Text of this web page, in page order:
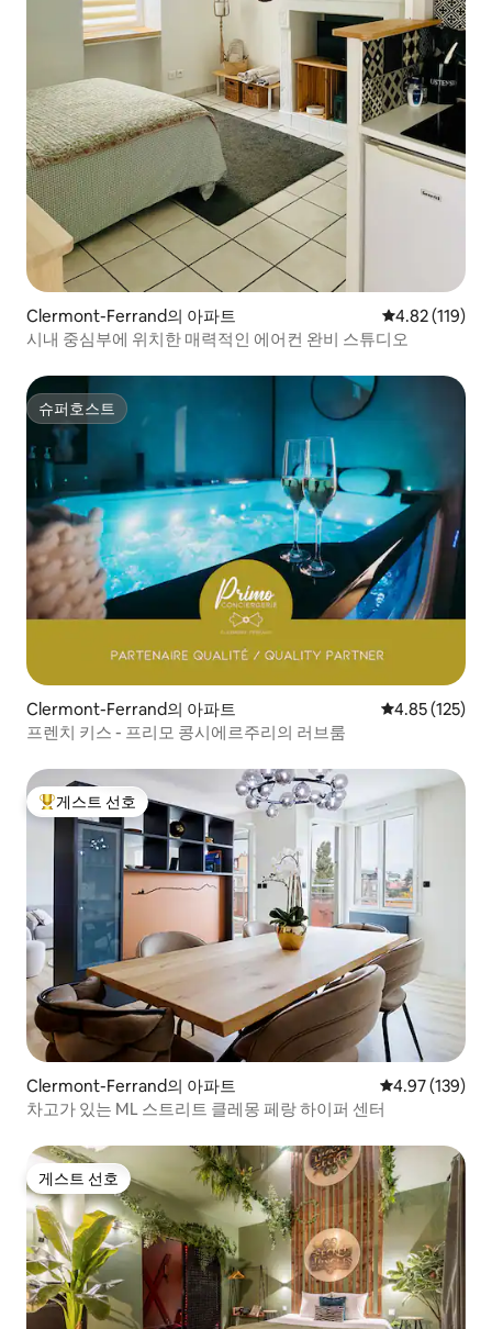
Clermont-Ferrand의 아파트 평점 4.82점(5
4.82 (119)
시내 중심부에 위치한 매력적인 에어컨 완비 스튜디오
슈퍼호스트
슈퍼호스트
Clermont-Ferrand의 아파트 평점 4.85점(5
4.85 (125)
프렌치 키스 - 프리모 콩시에르주리의 러브룸
상위 게스트 선호
게스트 선호
Clermont-Ferrand의 아파트 평점 4.97점(5
4.97 (139)
차고가 있는 ML 스트리트 클레몽 페랑 하이퍼 센터
게스트 선호
게스트 선호